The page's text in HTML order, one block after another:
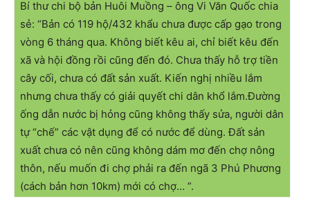
Bí thư chi bộ bản Huôi Muồng – ông Vi Văn Quốc chia
sẻ: “Bản có 119 hộ/432 khẩu chưa được cấp gạo trong
vòng 6 tháng qua. Không biết kêu ai, chỉ biết kêu đến
xã và hội đồng rồi cũng đến đó. Chưa thấy hỗ trợ tiền
cây cối, chưa có đất sản xuất. Kiến nghị nhiều lắm
nhưng chưa thấy có giải quyết chi dân khổ lắm.Đường
ống dẫn nước bị hỏng cũng không thấy sửa, người dân
tự “chế” các vật dụng để có nước để dùng. Đất sản
xuất chưa có nên cũng không dám mơ đến chợ nông
thôn, nếu muốn đi chợ phải ra đến ngã 3 Phú Phương
(cách bản hơn 10km) mới có chợ… ”.